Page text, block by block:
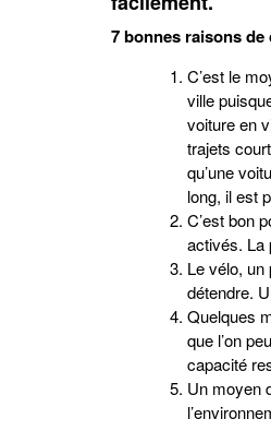
7 bonnes raisons de
C’est le
ville
voiture en
trajets
qu’une
long, il est
C’est bon
activés. La
Le vélo,
détendre.
Quelques
que l’on
capacité
Un moyen